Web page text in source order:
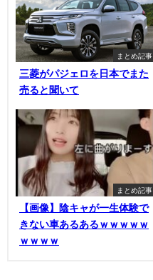
まとめ記事
三菱がパジェロを日本でまた
売ると聞いて
まとめ記事
【画像】陰キャが一生体験で
きない車あるあるｗｗｗｗｗ
ｗｗｗｗ